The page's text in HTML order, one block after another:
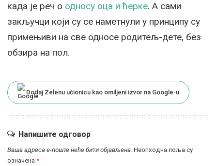
када је реч о односу оца и ћерке. А сами
закључци који су се наметнули у принципу су
примењиви на све односе родитељ-дете, без
обзира на пол.
Dodaj Zelenu učionicu kao omiljeni izvor na Google-u
Напишите одговор
Ваша адреса е-поште неће бити објављена. Неопходна поља су
означена *